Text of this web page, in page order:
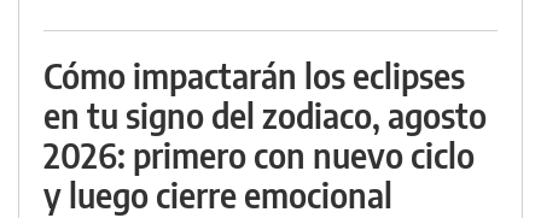
Cómo impactarán los eclipses
en tu signo del zodiaco, agosto
2026: primero con nuevo ciclo
y luego cierre emocional